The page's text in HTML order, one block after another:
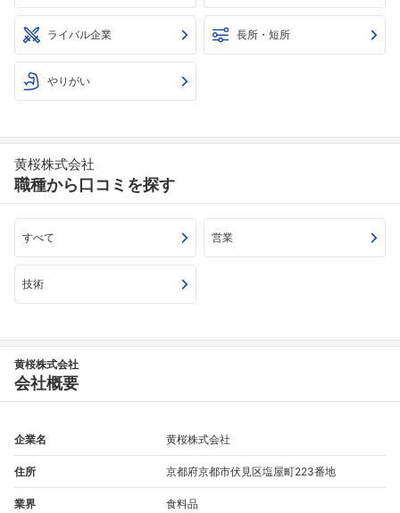
ライバル企業 長所・短所
やりがい
黄桜株式会社
職種から口コミを探す
すべて 営業
技術
黄桜株式会社
会社概要
企業名 黄桜株式会社
住所 京都府京都市伏見区塩屋町223番地
業界 食料品